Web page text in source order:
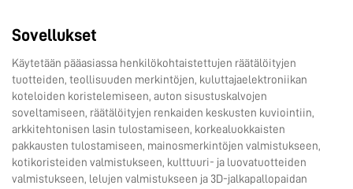
Sovellukset
Käytetään pääasiassa henkilökohtaistettujen räätälöityjen
tuotteiden, teollisuuden merkintöjen, kuluttajaelektroniikan
koteloiden koristelemiseen, auton sisustuskalvojen
soveltamiseen, räätälöityjen renkaiden keskusten kuviointiin,
arkkitehtonisen lasin tulostamiseen, korkealuokkaisten
pakkausten tulostamiseen, mainosmerkintöjen valmistukseen,
kotikoristeiden valmistukseen, kulttuuri- ja luovatuotteiden
valmistukseen, lelujen valmistukseen ja 3D-jalkapallopaidan